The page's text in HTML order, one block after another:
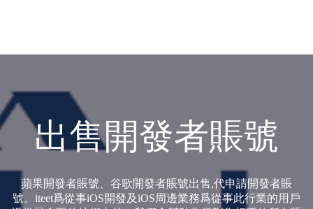
出售開發者賬號
蘋果開發者賬號、谷歌開發者賬號出售,代申請開發者賬
號。iteet爲從事iOS開發及iOS周邊業務爲從事此行業的用戶